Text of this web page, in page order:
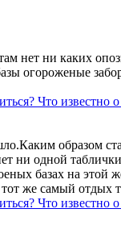
ни каких
огороженые
Что известно
образом
ни одной
базах на
же самый отдых
Что известно